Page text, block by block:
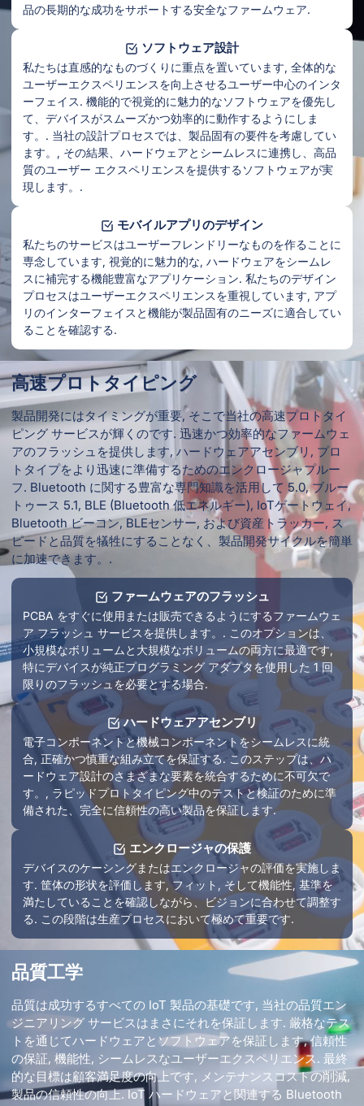
品の長期的な成功をサポートする安全なファームウェア.
ソフトウェア設計
私たちは直感的なものづくりに重点を置いています, 全体的な
ユーザーエクスペリエンスを向上させるユーザー中心のインタ
ーフェイス. 機能的で視覚的に魅力的なソフトウェアを優先し
て、デバイスがスムーズかつ効率的に動作するようにしま
す。. 当社の設計プロセスでは、製品固有の要件を考慮してい
ます。, その結果、ハードウェアとシームレスに連携し、高品
質のユーザー エクスペリエンスを提供するソフトウェアが実
現します。.
モバイルアプリのデザイン
私たちのサービスはユーザーフレンドリーなものを作ることに
専念しています, 視覚的に魅力的な, ハードウェアをシームレ
スに補完する機能豊富なアプリケーション. 私たちのデザイン
プロセスはユーザーエクスペリエンスを重視しています, アプ
リのインターフェイスと機能が製品固有のニーズに適合してい
ることを確認する.
高速プロトタイピング
製品開発にはタイミングが重要, そこで当社の高速プロトタイ
ピング サービスが輝くのです. 迅速かつ効率的なファームウェ
アのフラッシュを提供します, ハードウェアアセンブリ, プロ
トタイプをより迅速に準備するためのエンクロージャプルー
フ. Bluetooth に関する豊富な専門知識を活用して 5.0, ブルー
トゥース 5.1, BLE (Bluetooth 低エネルギー), IoTゲートウェイ,
Bluetooth ビーコン, BLEセンサー, および資産トラッカー, ス
ピードと品質を犠牲にすることなく、製品開発サイクルを簡単
に加速できます。.
ファームウェアのフラッシュ
PCBA をすぐに使用または販売できるようにするファームウェ
ア フラッシュ サービスを提供します。. このオプションは、
小規模なボリュームと大規模なボリュームの両方に最適です,
特にデバイスが純正プログラミング アダプタを使用した 1 回
限りのフラッシュを必要とする場合.
ハードウェアアセンブリ
電子コンポーネントと機械コンポーネントをシームレスに統
合, 正確かつ慎重な組み立てを保証する. このステップは、ハ
ードウェア設計のさまざまな要素を統合するために不可欠で
す。, ラピッドプロトタイピング中のテストと検証のために準
備された、完全に信頼性の高い製品を保証します.
エンクロージャの保護
デバイスのケーシングまたはエンクロージャの評価を実施しま
す. 筐体の形状を評価します, フィット, そして機能性, 基準を
満たしていることを確認しながら、ビジョンに合わせて調整す
る. この段階は生産プロセスにおいて極めて重要です.
品質工学
品質は成功するすべての IoT 製品の基礎です, 当社の品質エン
ジニアリング サービスはまさにそれを保証します. 厳格なテス
トを通じてハードウェアとソフトウェアを保証します, 信頼性
の保証, 機能性, シームレスなユーザーエクスペリエンス. 最終
的な目標は顧客満足度の向上です, メンテナンスコストの削減,
製品の信頼性の向上. IoT ハードウェアと関連する Bluetooth